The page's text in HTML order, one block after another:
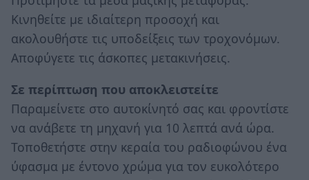
Κινηθείτε με ιδιαίτερη προσοχή και
ακολουθήστε τις υποδείξεις των τροχονόμων.
Αποφύγετε τις άσκοπες μετακινήσεις.
Σε περίπτωση που αποκλειστείτε
Παραμείνετε στο αυτοκίνητό σας και φροντίστε
να ανάβετε τη μηχανή για 10 λεπτά ανά ώρα.
Τοποθετήστε στην κεραία του ραδιοφώνου ένα
ύφασμα με έντονο χρώμα για τον ευκολότερο